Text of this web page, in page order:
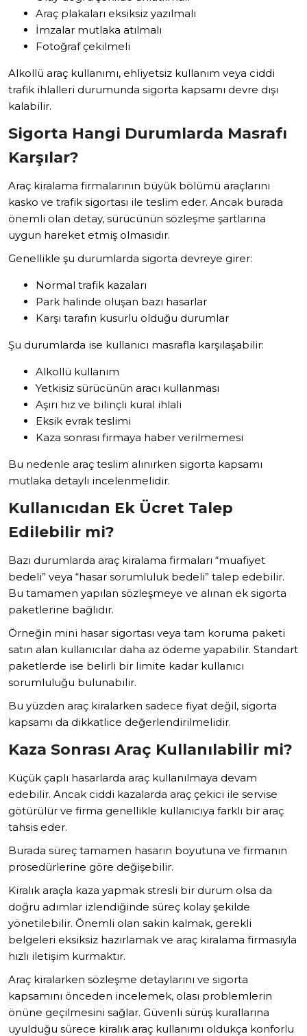
Araç plakaları eksiksiz yazılmalı
İmzalar mutlaka atılmalı
Fotoğraf çekilmeli
Alkollü araç kullanımı, ehliyetsiz kullanım veya ciddi
trafik ihlalleri durumunda sigorta kapsamı devre dışı
kalabilir.
Sigorta Hangi Durumlarda Masrafı
Karşılar?
Araç kiralama firmalarının büyük bölümü araçlarını
kasko ve trafik sigortası ile teslim eder. Ancak burada
önemli olan detay, sürücünün sözleşme şartlarına
uygun hareket etmiş olmasıdır.
Genellikle şu durumlarda sigorta devreye girer:
Normal trafik kazaları
Park halinde oluşan bazı hasarlar
Karşı tarafın kusurlu olduğu durumlar
Şu durumlarda ise kullanıcı masrafla karşılaşabilir:
Alkollü kullanım
Yetkisiz sürücünün aracı kullanması
Aşırı hız ve bilinçli kural ihlali
Eksik evrak teslimi
Kaza sonrası firmaya haber verilmemesi
Bu nedenle araç teslim alınırken sigorta kapsamı
mutlaka detaylı incelenmelidir.
Kullanıcıdan Ek Ücret Talep
Edilebilir mi?
Bazı durumlarda araç kiralama firmaları “muafiyet
bedeli” veya “hasar sorumluluk bedeli” talep edebilir.
Bu tamamen yapılan sözleşmeye ve alınan ek sigorta
paketlerine bağlıdır.
Örneğin mini hasar sigortası veya tam koruma paketi
satın alan kullanıcılar daha az ödeme yapabilir. Standart
paketlerde ise belirli bir limite kadar kullanıcı
sorumluluğu bulunabilir.
Bu yüzden araç kiralarken sadece fiyat değil, sigorta
kapsamı da dikkatlice değerlendirilmelidir.
Kaza Sonrası Araç Kullanılabilir mi?
Küçük çaplı hasarlarda araç kullanılmaya devam
edebilir. Ancak ciddi kazalarda araç çekici ile servise
götürülür ve firma genellikle kullanıcıya farklı bir araç
tahsis eder.
Burada süreç tamamen hasarın boyutuna ve firmanın
prosedürlerine göre değişebilir.
Kiralık araçla kaza yapmak stresli bir durum olsa da
doğru adımlar izlendiğinde süreç kolay şekilde
yönetilebilir. Önemli olan sakin kalmak, gerekli
belgeleri eksiksiz hazırlamak ve araç kiralama firmasıyla
hızlı iletişim kurmaktır.
Araç kiralarken sözleşme detaylarını ve sigorta
kapsamını önceden incelemek, olası problemlerin
önüne geçilmesini sağlar. Güvenli sürüş kurallarına
uyulduğu sürece kiralık araç kullanımı oldukça konforlu